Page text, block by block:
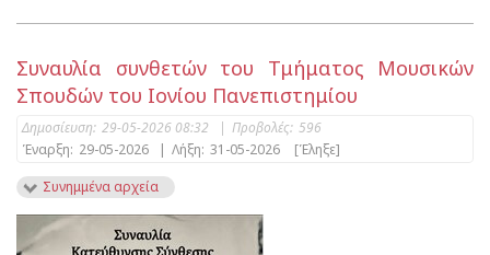
Συναυλία συνθετών του Τμήματος Μουσικών
Σπουδών του Ιονίου Πανεπιστημίου
Δημοσίευση: 29-05-2026 08:32 | Προβολές: 596
Έναρξη: 29-05-2026 | Λήξη: 31-05-2026
[Έληξε]
Συνημμένα αρχεία